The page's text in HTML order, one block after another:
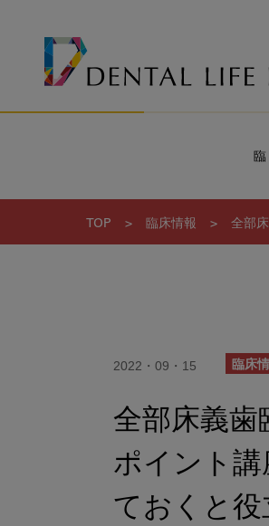
TOP > 臨床情報 > 全部
2022・09・15 臨床
全部床義歯
ポイント講
ておくと役